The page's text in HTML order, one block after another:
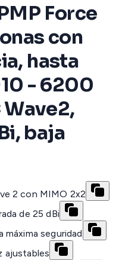
Force
con
hasta
- 6200
Wave2,
baja
2 con MIMO 2x2
de 25 dBi
máxima seguridad
ajustables